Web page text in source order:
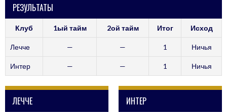
РЕЗУЛЬТАТЫ
Клуб 1ый тайм 2ой тайм Итог Исход
Лечче — — 1 Ничья
Интер — — 1 Ничья
ЛЕЧЧЕ ИНТЕР